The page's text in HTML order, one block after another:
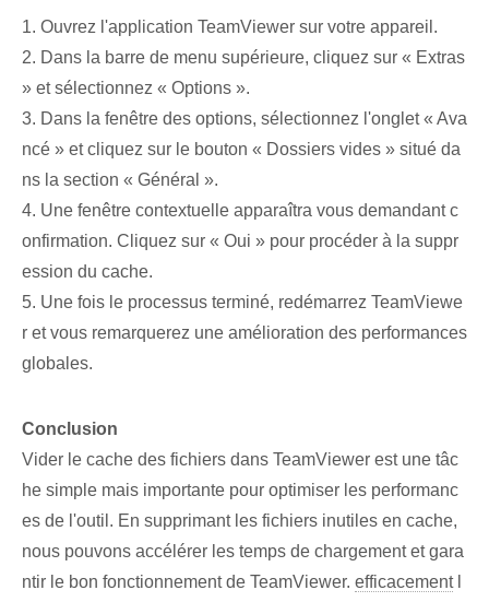
1. Ouvrez l'application TeamViewer sur votre appareil.
2. Dans la barre de menu supérieure, cliquez sur « Extras
» et sélectionnez « Options ».
3. Dans la fenêtre des options, sélectionnez l'onglet « Ava
ncé » et cliquez sur le bouton « Dossiers vides » situé da
ns la section « Général ».
4. Une fenêtre contextuelle apparaîtra vous demandant c
onfirmation. Cliquez sur « Oui » pour procéder à la suppr
ession du cache.
5. Une fois le processus terminé, redémarrez TeamViewe
r et vous remarquerez une amélioration des performances
globales.
Conclusion
Vider le cache des fichiers dans TeamViewer est une tâc
he simple mais importante pour optimiser les performanc
es de l'outil. En supprimant les fichiers inutiles en cache,
nous pouvons accélérer les temps de chargement et gara
ntir le bon fonctionnement de TeamViewer. efficacementl